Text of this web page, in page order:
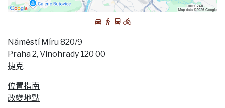
Náměstí Míru 820/9
Praha 2, Vinohrady 120 00
捷克
位置指南
改變地點